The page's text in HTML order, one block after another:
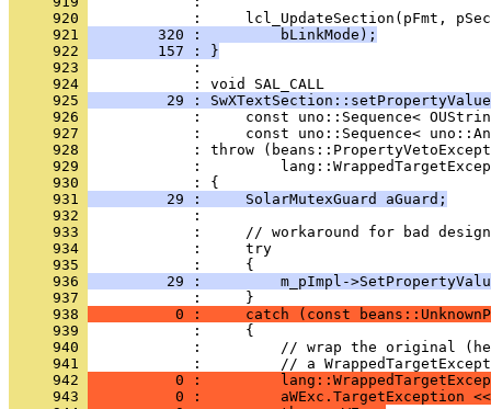
     920
     921
        320 :         bLinkMode);
     922
        157 : }
     923
            :
     924
     925
29 :
     926
     927
     928
     929
     930
     931
         29 :     SolarMutexGuard aGuard;
     932
     933
     934
     935
     936
29 :         m_pImpl-
     937
     938
0 :     catch (const
     939
     940
     941
     942
0 :
     943
0 :         aWExc.TargetException